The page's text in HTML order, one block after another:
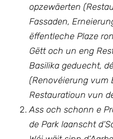
opzewäerten
Fassaden,
ëffentleche Plaze
Gëtt och un eng
Basilika geduecht,
(Renovéierung vum
Restauratioun vun
Ass och schonn e
de Park laanscht